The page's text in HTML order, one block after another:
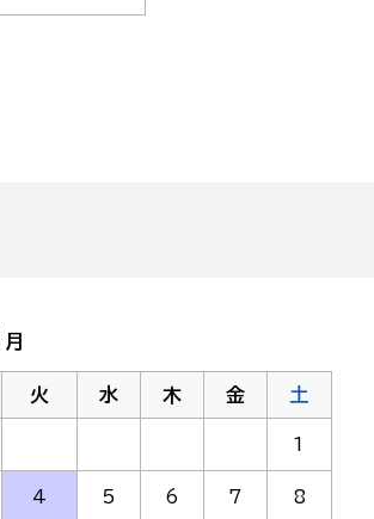
月
火 水 木 金 土
1
4 5 6 7 8